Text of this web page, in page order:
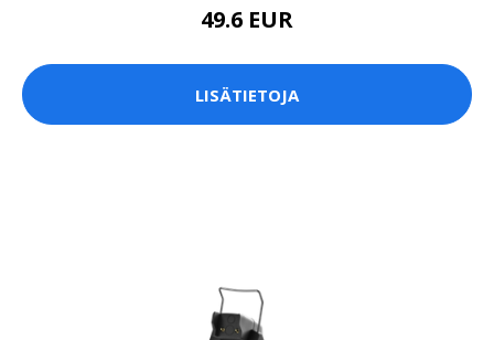
49.6 EUR
LISÄTIETOJA